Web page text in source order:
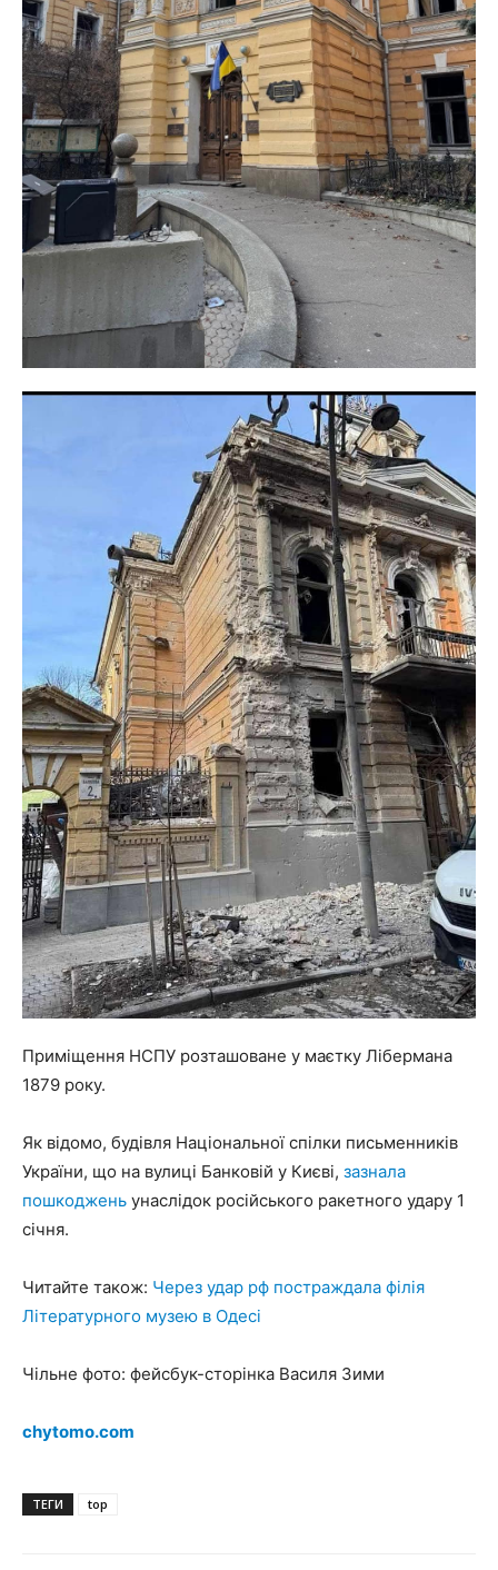
Приміщення НСПУ розташоване у маєтку Лібермана
1879 року.
Як відомо, будівля Національної спілки письменників
України, що на вулиці Банковій у Києві, зазнала
пошкоджень унаслідок російського ракетного удару 1
січня.
Читайте також: Через удар рф постраждала філія
Літературного музею в Одесі
Чільне фото: фейсбук-сторінка Василя Зими
chytomo.com
ТЕГИ top